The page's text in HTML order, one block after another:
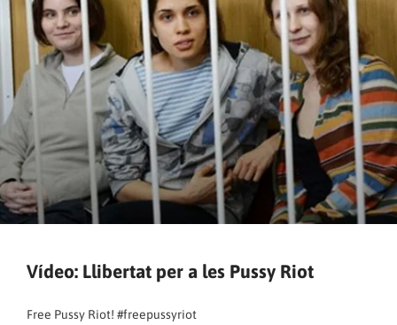
Vídeo: Llibertat per a les Pussy Riot
Free Pussy Riot! #freepussyriot